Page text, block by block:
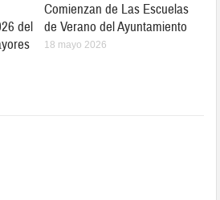
del
Comienzan de Las Escuelas
de Verano del Ayuntamiento
18 mayo 2026